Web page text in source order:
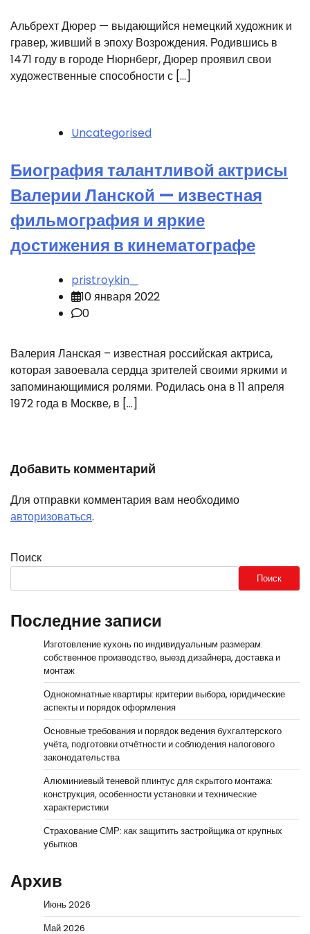
Альбрехт Дюрер — выдающийся немецкий художник и
гравер, живший в эпоху Возрождения. Родившись в
1471 году в городе Нюрнберг, Дюрер проявил свои
художественные способности с […]
Uncategorised
Биография талантливой актрисы
Валерии Ланской — известная
фильмография и яркие
достижения в кинематографе
pristroykin_
10 января 2022
0
Валерия Ланская – известная российская актриса,
которая завоевала сердца зрителей своими яркими и
запоминающимися ролями. Родилась она в 11 апреля
1972 года в Москве, в […]
Добавить комментарий
Для отправки комментария вам необходимо
авторизоваться.
Поиск
Поиск
Последние записи
Изготовление кухонь по индивидуальным размерам:
собственное производство, выезд дизайнера, доставка и
монтаж
Однокомнатные квартиры: критерии выбора, юридические
аспекты и порядок оформления
Основные требования и порядок ведения бухгалтерского
учёта, подготовки отчётности и соблюдения налогового
законодательства
Алюминиевый теневой плинтус для скрытого монтажа:
конструкция, особенности установки и технические
характеристики
Страхование СМР: как защитить застройщика от крупных
убытков
Архив
Июнь 2026
Май 2026